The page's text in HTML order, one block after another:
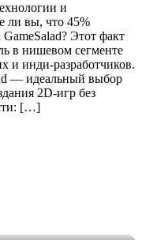
и
ли вы, что 45%
Этот факт
в нишевом сегменте
и инди-разработчиков.
— идеальный выбор
2D-игр без
[…]